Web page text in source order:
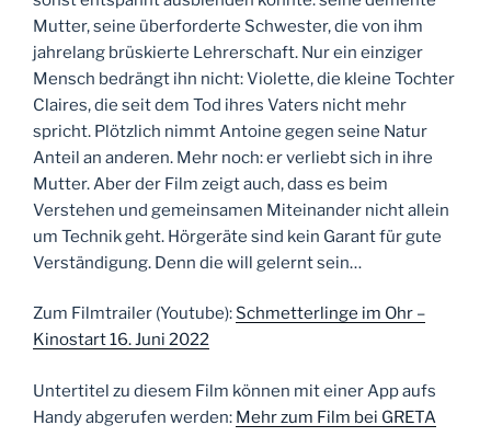
Mutter, seine überforderte Schwester, die von ihm
jahrelang brüskierte Lehrerschaft. Nur ein einziger
Mensch bedrängt ihn nicht: Violette, die kleine Tochter
Claires, die seit dem Tod ihres Vaters nicht mehr
spricht. Plötzlich nimmt Antoine gegen seine Natur
Anteil an anderen. Mehr noch: er verliebt sich in ihre
Mutter. Aber der Film zeigt auch, dass es beim
Verstehen und gemeinsamen Miteinander nicht allein
um Technik geht. Hörgeräte sind kein Garant für gute
Verständigung. Denn die will gelernt sein…
Zum Filmtrailer (Youtube): Schmetterlinge im Ohr –
Kinostart 16. Juni 2022
Untertitel zu diesem Film können mit einer App aufs
Handy abgerufen werden: Mehr zum Film bei GRETA